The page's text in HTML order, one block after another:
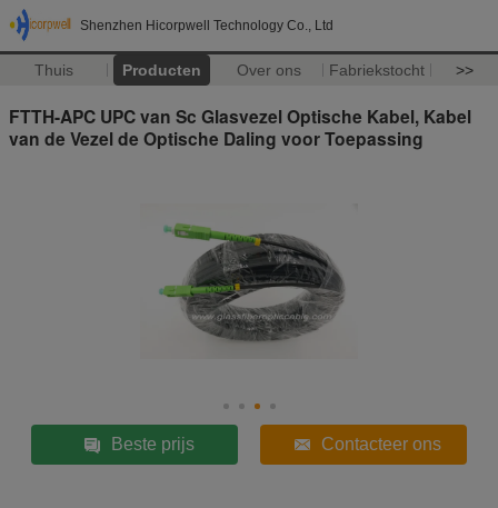
Shenzhen Hicorpwell Technology Co., Ltd
Thuis Producten Over ons Fabriekstocht >>
FTTH-APC UPC van Sc Glasvezel Optische Kabel, Kabel
van de Vezel de Optische Daling voor Toepassing
Beste prijs Contacteer ons